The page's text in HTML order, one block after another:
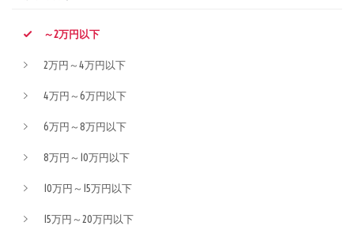
～2万円以下
2万円～4万円以下
4万円～6万円以下
6万円～8万円以下
8万円～10万円以下
10万円～15万円以下
15万円～20万円以下